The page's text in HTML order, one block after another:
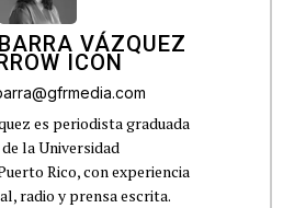
VÁZQUEZ
es periodista graduada
la Universidad
Rico, con experiencia
radio y prensa escrita.